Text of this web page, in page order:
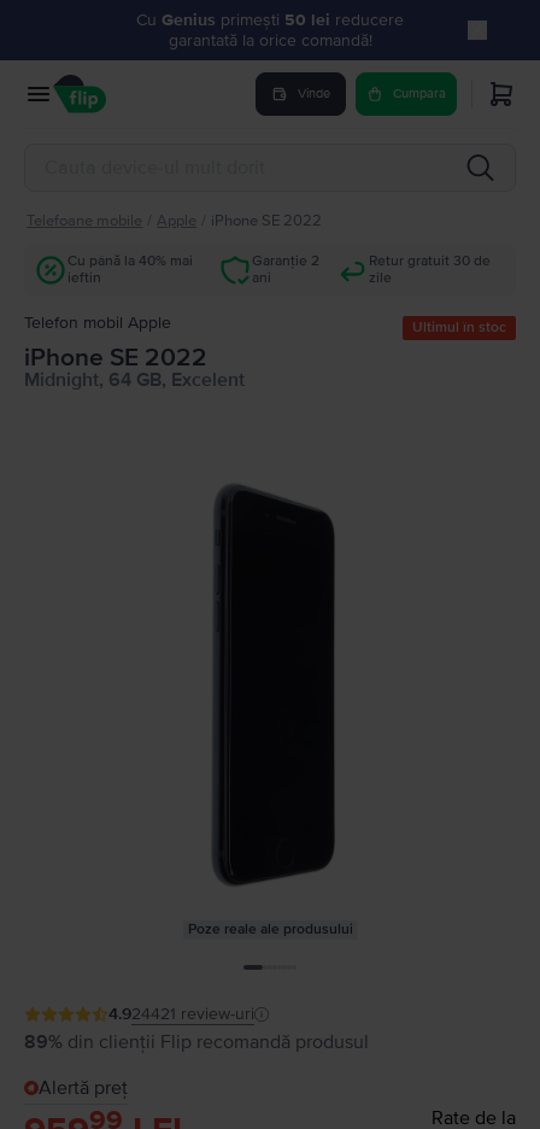
Cu Genius primești 50 lei reducere
garantată la orice comandă!
Vinde Cumpara
Telefoane mobile Apple iPhone SE 2022
Cu până la 40% mai
ieftin
Garanție 2
ani
Retur gratuit 30 de
zile
Telefon mobil Apple Ultimul în stoc
iPhone SE 2022
Midnight, 64 GB, Excelent
Poze reale ale produsului
4.924421 review-uri
89% din clienții Flip recomandă produsul
Alertă preț
99
Rate de la